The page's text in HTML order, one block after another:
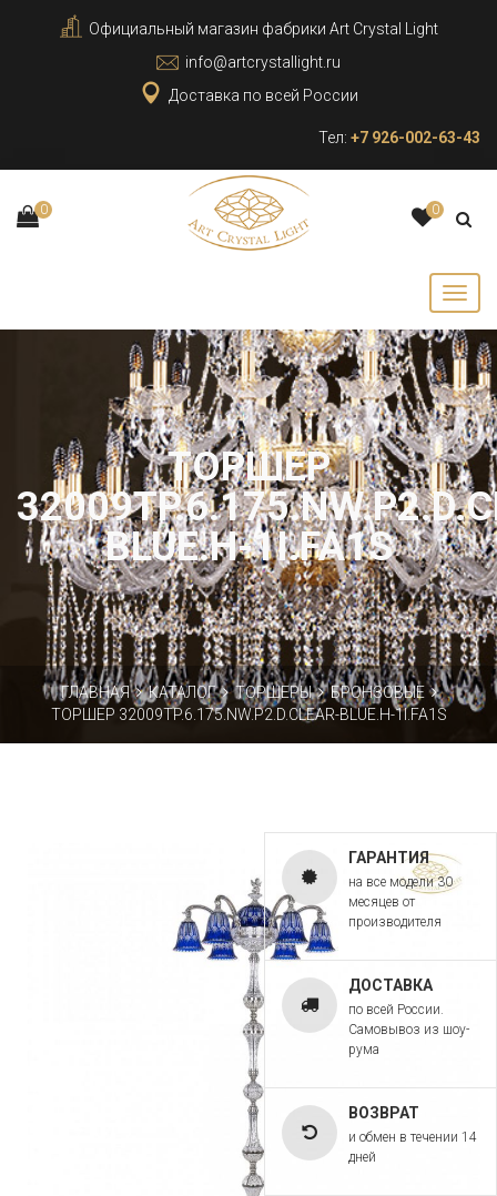
Официальный магазин фабрики Art Crystal Light
info@artcrystallight.ru
Доставка по всей России
Тел: +7 926-002-63-43
0 0
ТОРШЕР
BLUE.H-1I.FA1S
ГЛАВНАЯ КАТАЛОГ ТОРШЕРЫ
БРОНЗОВЫЕ
ТОРШЕР 32009TP.6.175.NW.P2.D.CLEAR-BLUE.H-1I.FA1S
ГАРАНТИЯ
на все модели 30
месяцев от
производителя
ДОСТАВКА
по всей России.
Самовывоз из шоу-
рума
ВОЗВРАТ
и обмен в течении 14
дней